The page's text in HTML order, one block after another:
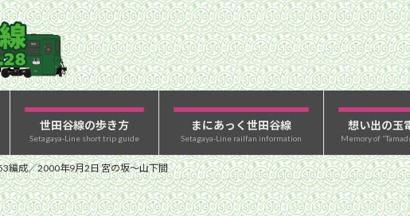
世田谷線の歩き方
Setagaya-Line short trip guide
まにあっく世田谷線
Setagaya-Line railfan information
想い出の玉
Memory of
編成／2000年9月2日 宮の坂〜山下間